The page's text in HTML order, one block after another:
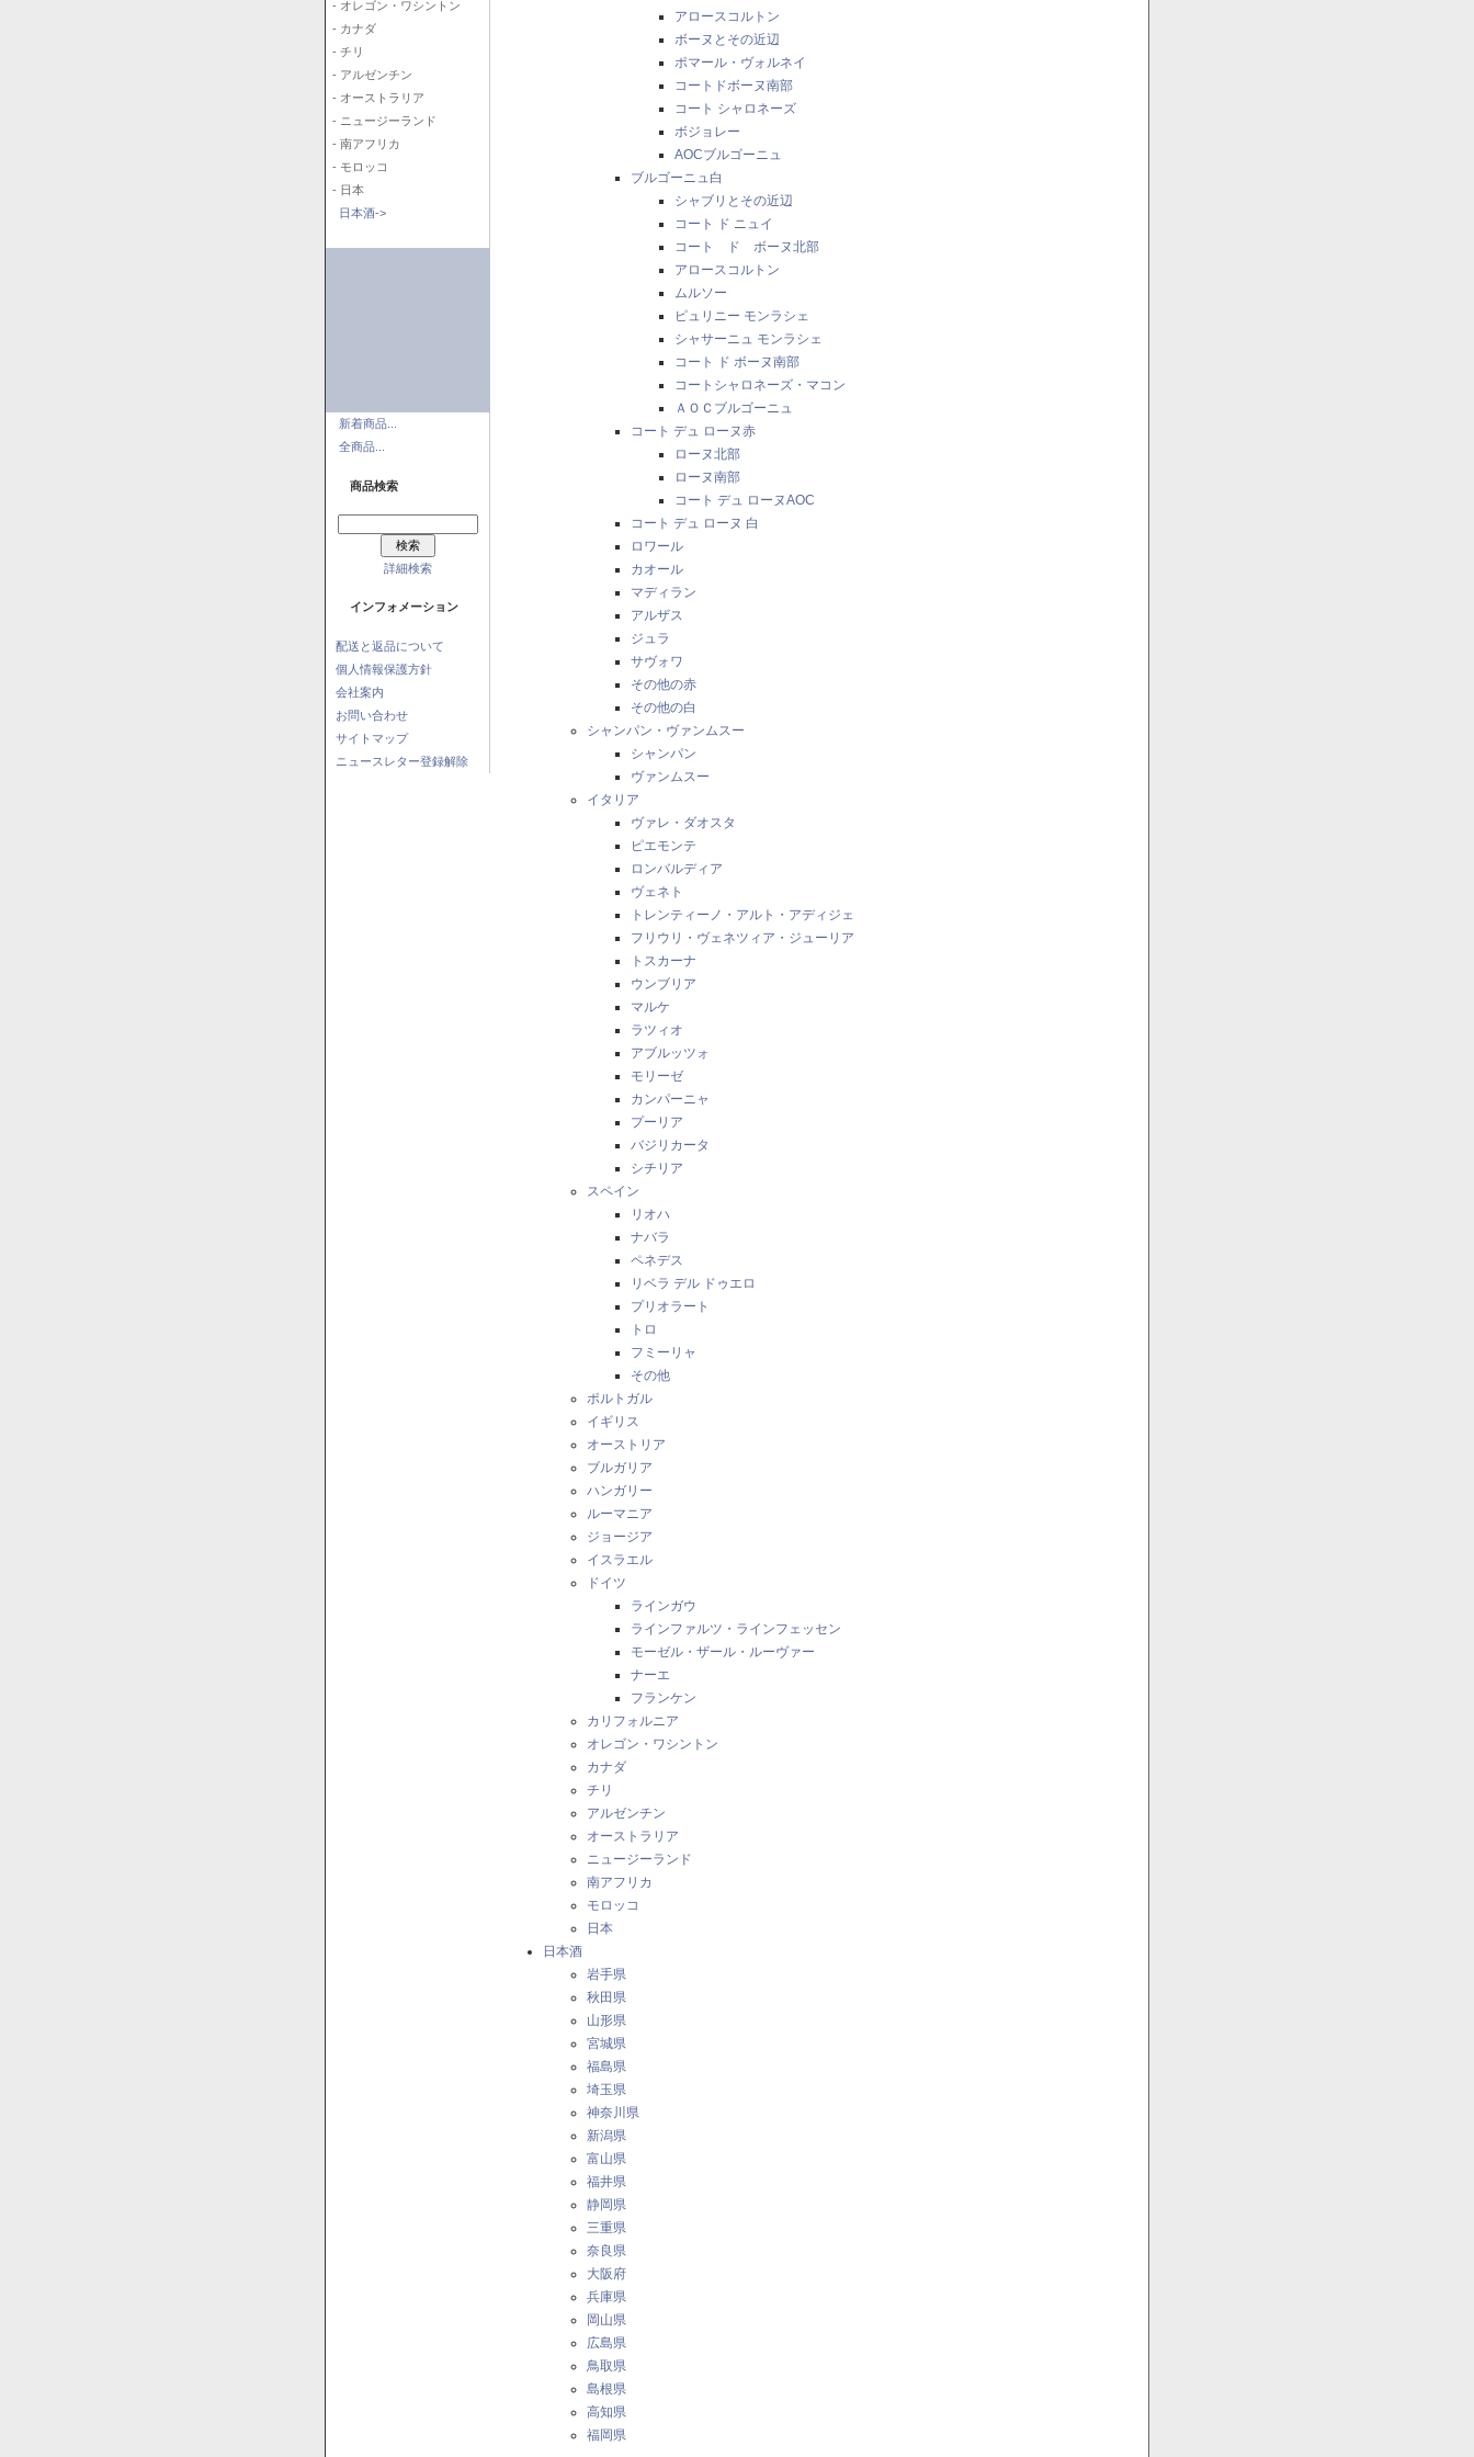
- オレゴン・ワシントン
- カナダ
- チリ
- アルゼンチン
- オーストラリア
- ニュージーランド
- 南アフリカ
- モロッコ
- 日本
日本酒->
新着商品...
全商品...
商品検索
詳細検索
インフォメーション
配送と返品について
個人情報保護方針
会社案内
お問い合わせ
サイトマップ
ニュースレター登録解除
アロースコルトン
ボーヌとその近辺
ポマール・ヴォルネイ
コートドボーヌ南部
コート シャロネーズ
ボジョレー
AOCブルゴーニュ
ブルゴーニュ白
シャブリとその近辺
コート ド ニュイ
コート ド ボーヌ北部
アロースコルトン
ムルソー
ピュリニー モンラシェ
シャサーニュ モンラシェ
コート ド ボーヌ南部
コートシャロネーズ・マコン
ＡＯＣブルゴーニュ
コート デュ ローヌ赤
ローヌ北部
ローヌ南部
コート デュ ローヌAOC
コート デュ ローヌ 白
ロワール
カオール
マディラン
アルザス
ジュラ
サヴォワ
その他の赤
その他の白
シャンパン・ヴァンムスー
シャンパン
ヴァンムスー
イタリア
ヴァレ・ダオスタ
ピエモンテ
ロンバルディア
ヴェネト
トレンティーノ・アルト・アディジェ
フリウリ・ヴェネツィア・ジューリア
トスカーナ
ウンブリア
マルケ
ラツィオ
アブルッツォ
モリーゼ
カンパーニャ
プーリア
バジリカータ
シチリア
スペイン
リオハ
ナバラ
ペネデス
リベラ デル ドゥエロ
プリオラート
トロ
フミーリャ
その他
ポルトガル
イギリス
オーストリア
ブルガリア
ハンガリー
ルーマニア
ジョージア
イスラエル
ドイツ
ラインガウ
ラインファルツ・ラインフェッセン
モーゼル・ザール・ルーヴァー
ナーエ
フランケン
カリフォルニア
オレゴン・ワシントン
カナダ
チリ
アルゼンチン
オーストラリア
ニュージーランド
南アフリカ
モロッコ
日本
日本酒
岩手県
秋田県
山形県
宮城県
福島県
埼玉県
神奈川県
新潟県
富山県
福井県
静岡県
三重県
奈良県
大阪府
兵庫県
岡山県
広島県
鳥取県
島根県
高知県
福岡県